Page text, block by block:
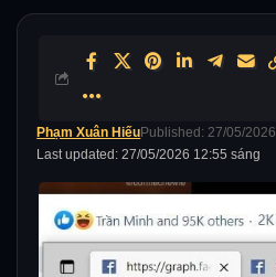
Last updated: 27/05/2026 12:55 sáng
Phạm Xuân HiếuPublished: 27/05/2026